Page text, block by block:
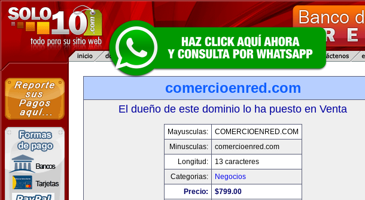
comercioenred.com
El dueño de este dominio lo ha puesto en Venta
Mayusculas:
COMERCIOENRED.COM
Minusculas:
comercioenred.com
Longitud:
13 caracteres
Categorias:
Negocios
Precio:
$799.00